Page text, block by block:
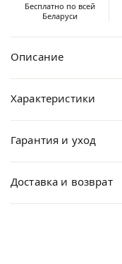
Бесплатно по всей
Беларуси
Описание
Характеристики
Гарантия и уход
Доставка и возврат